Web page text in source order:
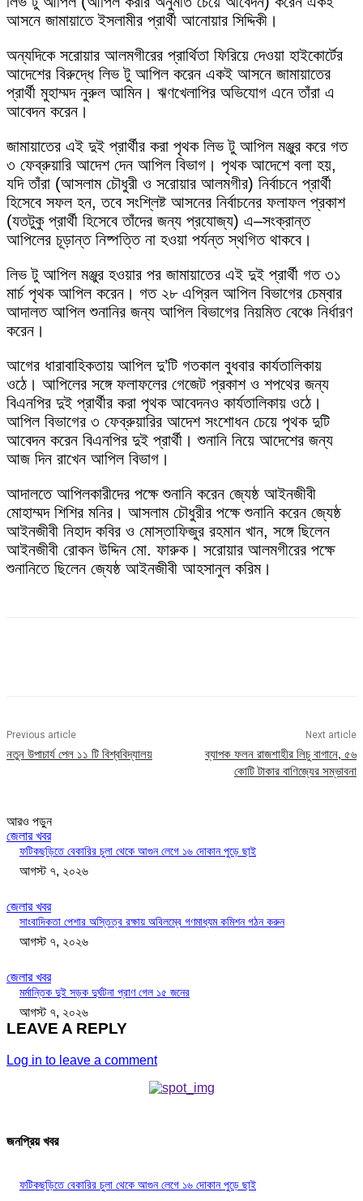
আসনে জামায়াতে ইসলামীর প্রার্থী আনোয়ার সিদ্দিকী।
অন্যদিকে সরোয়ার আলমগীরের প্রার্থিতা ফিরিয়ে দেওয়া হাইকোর্টের
আদেশের বিরুদ্ধে লিভ টু আপিল করেন একই আসনে জামায়াতের
প্রার্থী মুহাম্মদ নুরুল আমিন। ঋণখেলাপির অভিযোগ এনে তাঁরা এ
আবেদন করেন।
জামায়াতের এই দুই প্রার্থীর করা পৃথক লিভ টু আপিল মঞ্জুর করে গত
৩ ফেব্রুয়ারি আদেশ দেন আপিল বিভাগ। পৃথক আদেশে বলা হয়,
যদি তাঁরা (আসলাম চৌধুরী ও সরোয়ার আলমগীর) নির্বাচনে প্রার্থী
হিসেবে সফল হন, তবে সংশ্লিষ্ট আসনের নির্বাচনের ফলাফল প্রকাশ
(যতটুকু প্রার্থী হিসেবে তাঁদের জন্য প্রযোজ্য) এ–সংক্রান্ত
আপিলের চূড়ান্ত নিষ্পত্তি না হওয়া পর্যন্ত স্থগিত থাকবে।
লিভ টু আপিল মঞ্জুর হওয়ার পর জামায়াতের এই দুই প্রার্থী গত ৩১
মার্চ পৃথক আপিল করেন। গত ২৮ এপ্রিল আপিল বিভাগের চেম্বার
আদালত আপিল শুনানির জন্য আপিল বিভাগের নিয়মিত বেঞ্চে নির্ধারণ
করেন।
আগের ধারাবাহিকতায় আপিল দু’টি গতকাল বুধবার কার্যতালিকায়
ওঠে। আপিলের সঙ্গে ফলাফলের গেজেট প্রকাশ ও শপথের জন্য
বিএনপির দুই প্রার্থীর করা পৃথক আবেদনও কার্যতালিকায় ওঠে।
আপিল বিভাগের ৩ ফেব্রুয়ারির আদেশ সংশোধন চেয়ে পৃথক দুটি
আবেদন করেন বিএনপির দুই প্রার্থী। শুনানি নিয়ে আদেশের জন্য
আজ দিন রাখেন আপিল বিভাগ।
আদালতে আপিলকারীদের পক্ষে শুনানি করেন জ্যেষ্ঠ আইনজীবী
মোহাম্মদ শিশির মনির। আসলাম চৌধুরীর পক্ষে শুনানি করেন জ্যেষ্ঠ
আইনজীবী নিহাদ কবির ও মোস্তাফিজুর রহমান খান, সঙ্গে ছিলেন
আইনজীবী রোকন উদ্দিন মো. ফারুক। সরোয়ার আলমগীরের পক্ষে
শুনানিতে ছিলেন জ্যেষ্ঠ আইনজীবী আহসানুল করিম।
Previous article
নতুন উপাচার্য পেল ১১ টি বিশ্ববিদ্যালয়
Next article
ব্যাপক ফলন রাজশাহীর লিচু বাগানে, ৫৬
কোটি টাকার বাণিজ্যের সম্ভাবনা
আরও পড়ুন
জেলার খবর
ফটিকছড়িতে বেকারির চুলা থেকে আগুন লেগে ১৬ দোকান পুড়ে ছাই
আগস্ট ৭, ২০২৬
জেলার খবর
সাংবাদিকতা পেশার অস্তিত্ব রক্ষায় অবিলম্বে গণমাধ্যম কমিশন গঠন করুন
আগস্ট ৭, ২০২৬
জেলার খবর
মর্মান্তিক দুই সড়ক দুর্ঘটনা প্রাণ গেল ১৫ জনের
আগস্ট ৭, ২০২৬
LEAVE A REPLY
Log in to leave a comment
জনপ্রিয় খবর
ফটিকছড়িতে বেকারির চুলা থেকে আগুন লেগে ১৬ দোকান পুড়ে ছাই